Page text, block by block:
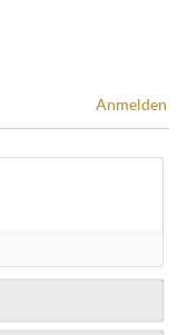
Anmelden